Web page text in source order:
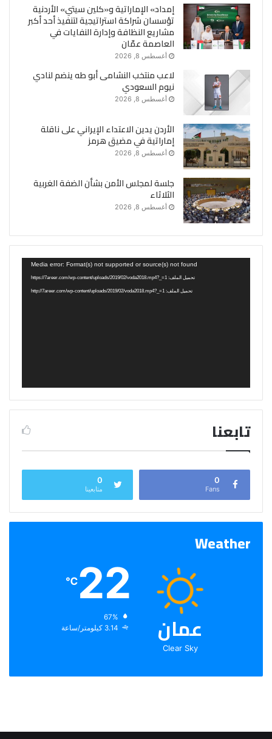
إمداد» الإماراتية و«كلين سيتي» الأردنية
تؤسسان شراكة استراتيجية لتنفيذ أحد أكبر
مشاريع النظافة وإدارة النفايات في
العاصمة عمّان
أغسطس 8, 2026
لاعب منتخب النشامى أبو طه ينضم لنادي
نيوم السعودي
أغسطس 8, 2026
الأردن يدين الاعتداء الإيراني على ناقلة
إماراتية في مضيق هرمز
أغسطس 8, 2026
جلسة لمجلس الأمن بشأن الضفة الغربية
الثلاثاء
أغسطس 8, 2026
Media error: Format(s) not supported or source(s) not found
تحميل الملف: https://7areer.com/wp-content/uploads/2019/02/voda2018.mp4?_=1
تحميل الملف: http://7areer.com/wp-content/uploads/2019/02/voda2018.mp4?_=1
تابعنا
0
Fans
0
متابعينا
Weather
عمان
Clear Sky
22
℃
الرطوبة:
الرياح: